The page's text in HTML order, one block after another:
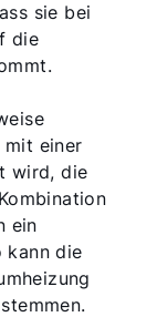
sie bei
die
mit einer
wird, die
ein
kann die